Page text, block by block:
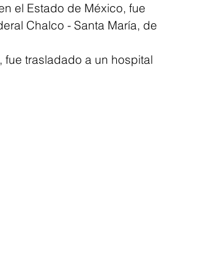
el Estado de México, fue
Chalco - Santa María, de
trasladado a un hospital